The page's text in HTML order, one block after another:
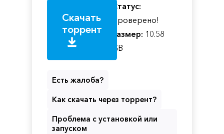
Скачать
торрент
Статус:
Проверено!
Размер: 10.58
GB
Есть жалоба?
Как скачать через торрент?
Проблема с установкой или
запуском